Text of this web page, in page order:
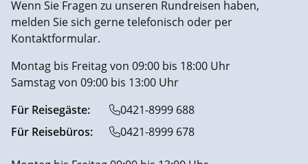
Wenn Sie Fragen zu unseren Rundreisen haben,
melden Sie sich gerne telefonisch oder per
Kontaktformular.
Montag bis Freitag von 09:00 bis 18:00 Uhr
Samstag von 09:00 bis 13:00 Uhr
Für Reisegäste:
0421-8999 688
Für Reisebüros:
0421-8999 678